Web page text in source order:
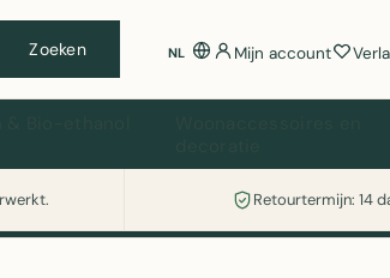
Zoeken NL Mijn account
Retourtermijn: 14